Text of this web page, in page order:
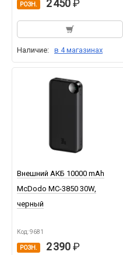
РОЗН. 2 450
Наличие: в 4 магазинах
Внешний АКБ 10000 mAh
McDodo MC-3850 30W,
черный
Код: 9681
РОЗН. 2 390